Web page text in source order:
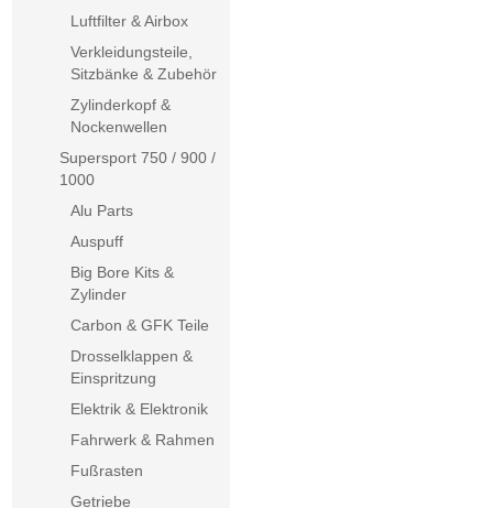
Luftfilter & Airbox
Verkleidungsteile,
Sitzbänke & Zubehör
Zylinderkopf &
Nockenwellen
Supersport 750 / 900 /
1000
Alu Parts
Auspuff
Big Bore Kits &
Zylinder
Carbon & GFK Teile
Drosselklappen &
Einspritzung
Elektrik & Elektronik
Fahrwerk & Rahmen
Fußrasten
Getriebe